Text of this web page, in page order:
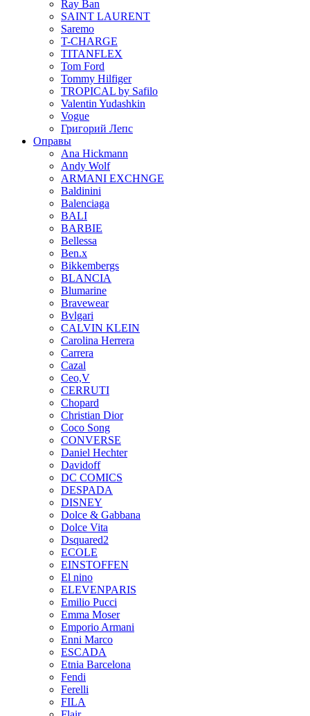
Ray Ban
SAINT LAURENT
Saremo
T-CHARGE
TITANFLEX
Tom Ford
Tommy Hilfiger
TROPICAL by Safilo
Valentin Yudashkin
Vogue
Григорий Лепс
Оправы
Ana Hickmann
Andy Wolf
ARMANI EXCHNGE
Baldinini
Balenciaga
BALI
BARBIE
Bellessa
Ben.x
Bikkembergs
BLANCIA
Blumarine
Bravewear
Bvlgari
CALVIN KLEIN
Carolina Herrera
Carrera
Cazal
Ceo,V
CERRUTI
Chopard
Christian Dior
Coco Song
CONVERSE
Daniel Hechter
Davidoff
DC COMICS
DESPADA
DISNEY
Dolce & Gabbana
Dolce Vita
Dsquared2
ECOLE
EINSTOFFEN
El nino
ELEVENPARIS
Emilio Pucci
Emma Moser
Emporio Armani
Enni Marco
ESCADA
Etnia Barcelona
Fendi
Ferelli
FILA